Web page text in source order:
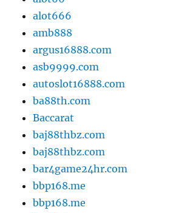
alot666
amb888
argus16888.com
asb9999.com
autoslot16888.com
ba88th.com
Baccarat
baj88thbz.com
baj88thbz.com
bar4game24hr.com
bbp168.me
bbp168.me